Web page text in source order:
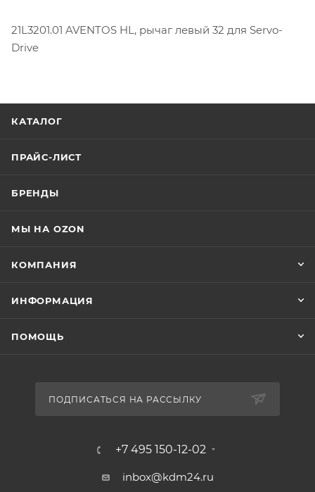
21L3201.01 AVENTOS HL, рычаг левый 32 для Servo-
Drive
КАТАЛОГ
ПРАЙС-ЛИСТ
БРЕНДЫ
МЫ НА OZON
КОМПАНИЯ
ИНФОРМАЦИЯ
ПОМОЩЬ
ПОДПИСАТЬСЯ НА РАССЫЛКУ
+7 495 150-12-02
inbox@kdm24.ru